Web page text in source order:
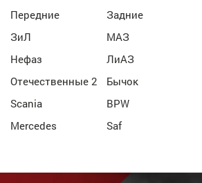
Передние Задние
ЗиЛ
МАЗ
Нефаз
ЛиАЗ
Отечественные 2
Бычок
Scania
BPW
Mercedes
Saf